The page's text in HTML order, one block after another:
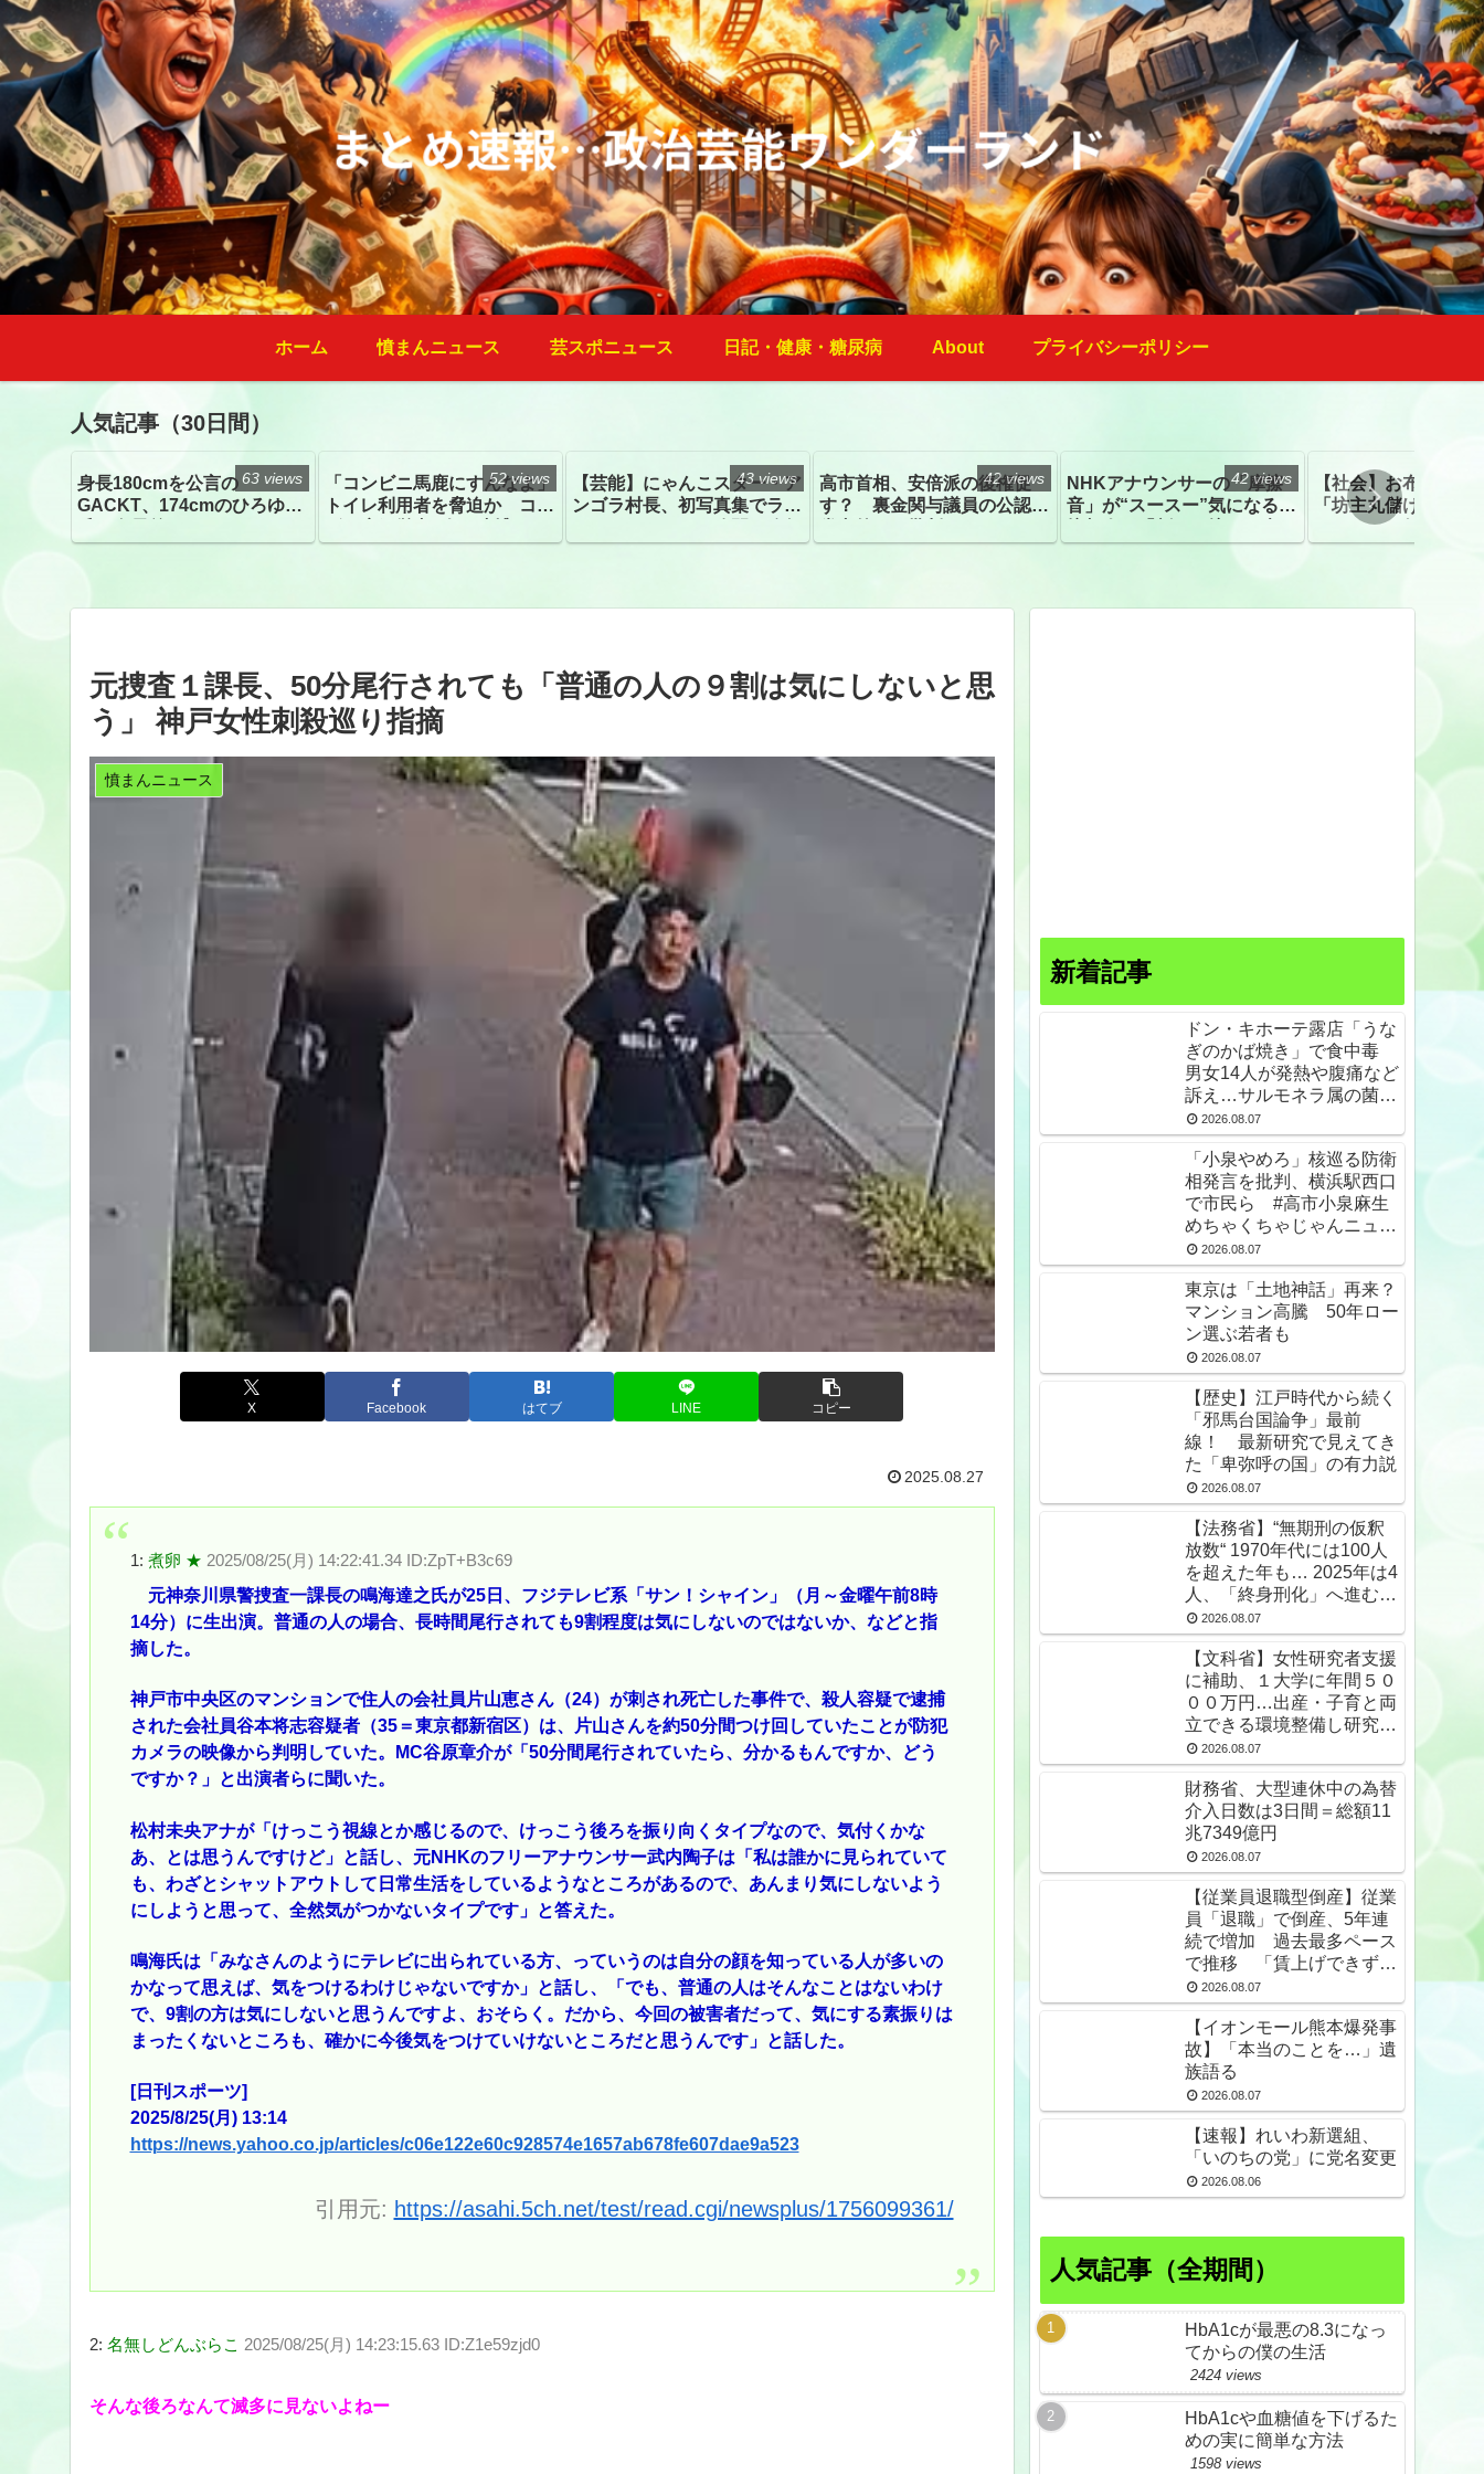
ホーム 憤まんニュース 芸スポニュース 日記・健康・糖尿病 About プライバシーポリシー
人気記事（30日間）
身長180cmを公言の
GACKT、174cmのひろゆき
トざわつき イベントでの写
63 views
「コンビニ馬鹿にすんなよ」
トイレ利用者を脅迫か コン
52 views
【芸能】にゃんこスター・ア
ンゴラ村長、初写真集でラン
はデジタル写真集が異例の大
43 views
高市首相、安倍派の復権促
す？ 裏金関与議員の公認、
42 views
NHKアナウンサーの「摩擦
音」が“スースー”気になる指
聴こえる。聴きづらい」
42 views
【社会】お布施、戒
「坊主丸儲け」は
ほとんどが年収３０
下「地方の寺の僧侶
元捜査１課長、50分尾行されても「普通の人の９割は気にしないと思
う」 神戸女性刺殺巡り指摘
憤まんニュース
X Facebook はてブ LINE コピー
2025.08.27
1: 煮卵 ★ 2025/08/25(月) 14:22:41.34 ID:ZpT+B3c69
元神奈川県警捜査一課長の鳴海達之氏が25日、フジテレビ系「サン！シャイン」（月～金曜午前8時
14分）に生出演。普通の人の場合、長時間尾行されても9割程度は気にしないのではないか、などと指
摘した。
神戸市中央区のマンションで住人の会社員片山恵さん（24）が刺され死亡した事件で、殺人容疑で逮捕
された会社員谷本将志容疑者（35＝東京都新宿区）は、片山さんを約50分間つけ回していたことが防犯
カメラの映像から判明していた。MC谷原章介が「50分間尾行されていたら、分かるもんですか、どう
ですか？」と出演者らに聞いた。
松村未央アナが「けっこう視線とか感じるので、けっこう後ろを振り向くタイプなので、気付くかな
あ、とは思うんですけど」と話し、元NHKのフリーアナウンサー武内陶子は「私は誰かに見られていて
も、わざとシャットアウトして日常生活をしているようなところがあるので、あんまり気にしないよう
にしようと思って、全然気がつかないタイプです」と答えた。
鳴海氏は「みなさんのようにテレビに出られている方、っていうのは自分の顔を知っている人が多いの
かなって思えば、気をつけるわけじゃないですか」と話し、「でも、普通の人はそんなことはないわけ
で、9割の方は気にしないと思うんですよ、おそらく。だから、今回の被害者だって、気にする素振りは
まったくないところも、確かに今後気をつけていけないところだと思うんです」と話した。
[日刊スポーツ]
2025/8/25(月) 13:14
https://news.yahoo.co.jp/articles/c06e122e60c928574e1657ab678fe607dae9a523
引用元: https://asahi.5ch.net/test/read.cgi/newsplus/1756099361/
2: 名無しどんぶらこ 2025/08/25(月) 14:23:15.63 ID:Z1e59zjd0
そんな後ろなんて滅多に見ないよねー
新着記事
ドン・キホーテ露店「うな
ぎのかば焼き」で食中毒
男女14人が発熱や腹痛など
訴え…サルモネラ属の菌検
出2026.08.07
「小泉やめろ」核巡る防衛
相発言を批判、横浜駅西口
で市民ら #高市小泉麻生
めちゃくちゃじゃんニュー
スdeプロテスト
2026.08.07
東京は「土地神話」再来？
マンション高騰 50年ロー
ン選ぶ若者も
2026.08.07
【歴史】江戸時代から続く
「邪馬台国論争」最前
線！ 最新研究で見えてき
た「卑弥呼の国」の有力説
2026.08.07
【法務省】“無期刑の仮釈
放数“ 1970年代には100人
を超えた年も… 2025年は4
人、「終身刑化」へ進む
無期受刑者は24年末で
1650人★2
2026.08.07
【文科省】女性研究者支援
に補助、１大学に年間５０
００万円…出産・子育と両
立できる環境整備し研究力
底上げ
2026.08.07
財務省、大型連休中の為替
介入日数は3日間＝総額11
兆7349億円
2026.08.07
【従業員退職型倒産】従業
員「退職」で倒産、5年連
続で増加 過去最多ペース
で推移 「賃上げできず」
倒産も発生
2026.08.07
【イオンモール熊本爆発事
故】「本当のことを…」遺
族語る
2026.08.07
【速報】れいわ新選組、
「いのちの党」に党名変更
2026.08.06
人気記事（全期間）
HbA1cが最悪の8.3になっ
てからの僕の生活
2424 views
HbA1cや血糖値を下げるた
めの実に簡単な方法
1598 views